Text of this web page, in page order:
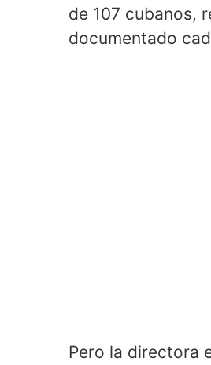
de 107 cubanos,
documentado
Pero la directora